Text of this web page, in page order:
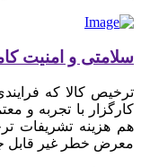
سلامتی و امنیت
ترخیص کالا که
کارگزار با تجربه و
هم هزینه تشریفات
معرض خطر غیر قابل